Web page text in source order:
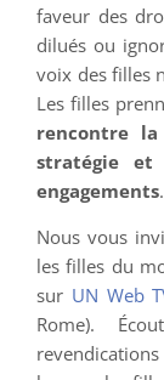
faveur des
dilués ou
voix des filles
Les filles
rencontre
stratégie et
engagements.
Nous vous
les filles du
sur UN Web
Rome).